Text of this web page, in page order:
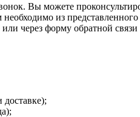
Вы можете
из
через форму обратной
доставке);